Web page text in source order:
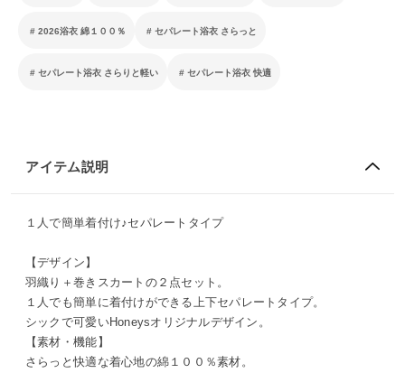
2026浴衣 綿１００％ セパレート浴衣 さらっと
セパレート浴衣 さらりと軽い セパレート浴衣 快適
アイテム説明
１人で簡単着付け♪セパレートタイプ
【デザイン】
羽織り＋巻きスカートの２点セット。
１人でも簡単に着付けができる上下セパレートタイプ。
シックで可愛いHoneysオリジナルデザイン。
【素材・機能】
さらっと快適な着心地の綿１００％素材。